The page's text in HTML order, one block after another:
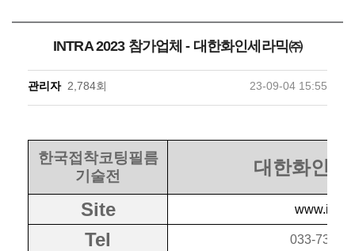
INTRA 2023 참가업체 - 대한화인세라믹㈜
관리자 2,784회 23-09-04 15:55
한국접착코팅필름
기술전
대한화인세
Site
Tel 033-731-